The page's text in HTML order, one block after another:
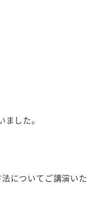
した。
についてご講演いた